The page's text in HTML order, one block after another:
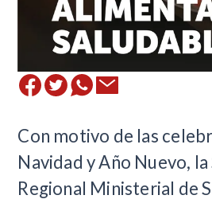
​Con motivo de las
Navidad y Año Nuevo,
Regional Ministerial de